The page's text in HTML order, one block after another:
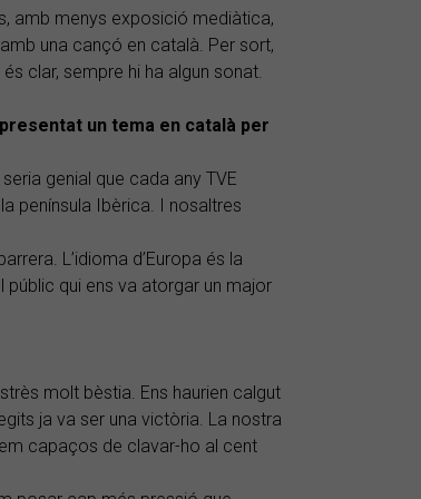
amb menys exposició mediàtica,
una cançó en català. Per sort,
clar, sempre hi ha algun sonat.
un tema en català per
genial que cada any TVE
península Ibèrica. I nosaltres
L’idioma d’Europa és la
qui ens va atorgar un major
molt bèstia. Ens haurien calgut
ja va ser una victòria. La nostra
capaços de clavar-ho al cent